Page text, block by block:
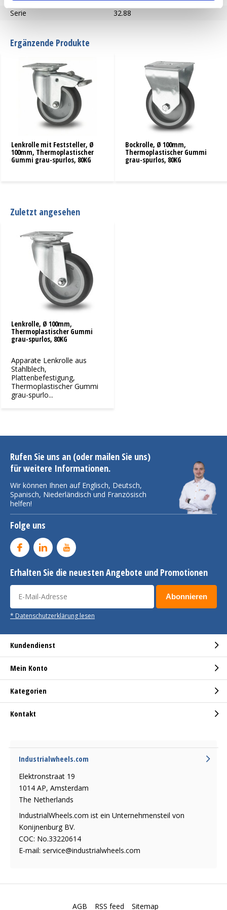
Serie
32.88
Ergänzende Produkte
Lenkrolle mit Feststeller, Ø
100mm, Thermoplastischer
Gummi grau-spurlos, 80KG
Bockrolle, Ø 100mm,
Thermoplastischer Gummi
grau-spurlos, 80KG
Zuletzt angesehen
Lenkrolle, Ø 100mm,
Thermoplastischer Gummi
grau-spurlos, 80KG
Apparate Lenkrolle aus
Stahlblech,
Plattenbefestigung,
Thermoplastischer Gummi
grau-spurlo...
Rufen Sie uns an (oder mailen Sie uns)
für weitere Informationen.
Wir können Ihnen auf Englisch, Deutsch,
Spanisch, Niederländisch und Französisch
helfen!
Folge uns
Erhalten Sie die neuesten Angebote und Promotionen
Abonnieren
* Datenschutzerklärung lesen
Kundendienst
Mein Konto
Kategorien
Kontakt
Industrialwheels.com
Elektronstraat 19
1014 AP, Amsterdam
The Netherlands
IndustrialWheels.com ist ein Unternehmensteil von
Konijnenburg BV.
COC: No.33220614
E-mail: service@industrialwheels.com
AGB RSS feed Sitemap